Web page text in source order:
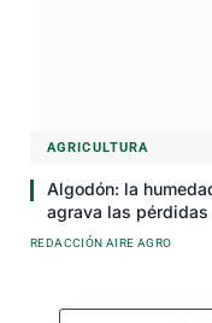
AGRICULTURA
Algodón: la
agrava las pérdidas
REDACCIÓN AIRE AGRO